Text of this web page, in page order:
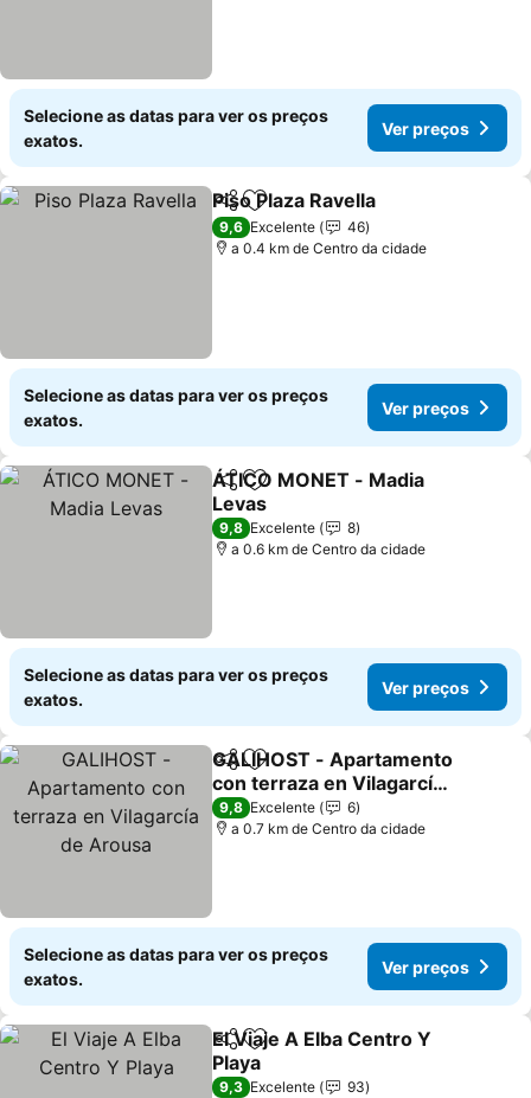
Selecione as datas para ver os preços
exatos.
Ver preços
PartilharAdicionar aos favoritos
Piso Plaza Ravella
9,6 Excelente
46
a 0.4 km de Centro da cidade
Selecione as datas para ver os preços
exatos.
Ver preços
PartilharAdicionar aos favoritos
ÁTICO MONET - Madia
Levas
9,8 Excelente
8
a 0.6 km de Centro da cidade
Selecione as datas para ver os preços
exatos.
Ver preços
PartilharAdicionar aos favoritos
GALIHOST - Apartamento
con terraza en Vilagarcía
de Arousa
9,8 Excelente
6
a 0.7 km de Centro da cidade
Selecione as datas para ver os preços
exatos.
Ver preços
PartilharAdicionar aos favoritos
El Viaje A Elba Centro Y
Playa
9,3 Excelente
93